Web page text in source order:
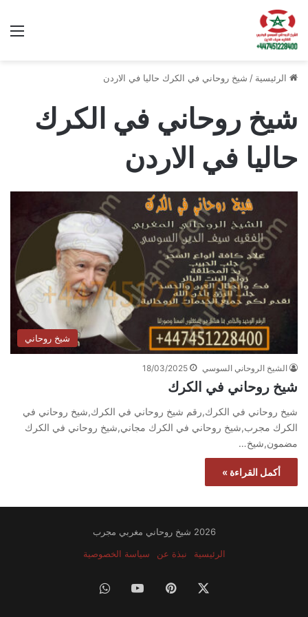
الرئيسية / شيخ روحاني في الكرك حاليا في الاردن
شيخ روحاني في الكرك
حاليا في الاردن
شيخ روحاني
الشيخ الروحاني السوسي 18/03/2025
شيخ روحاني في الكرك
شيخ روحاني في الكرك,رقم شيخ روحاني في الكرك,شيخ روحاني في
الكرك مجرب,شيخ روحاني في الكرك مجاني,شيخ روحاني في الكرك
مضمون,شيخ…
أكمل القراءة »
2026 شيخ روحاني مغربي مجرب
الرئيسية
نبذة عن سياسة الخصوصية
بينتيريست‫YouTubeواتساب